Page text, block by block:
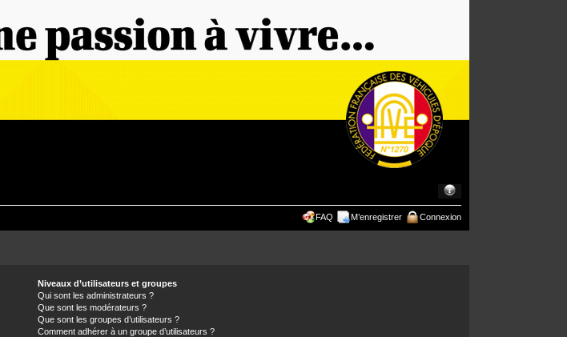
FAQ M’enregistrer Connexion
Niveaux d’utilisateurs et groupes
Qui sont les administrateurs ?
Que sont les modérateurs ?
Que sont les groupes d’utilisateurs ?
Comment adhérer à un groupe d’utilisateurs ?